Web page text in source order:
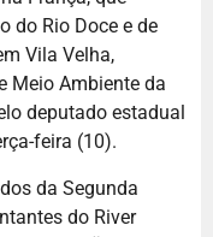
do Rio Doce e de
Vila Velha,
Meio Ambiente da
deputado estadual
feira (10).
da Segunda
do River